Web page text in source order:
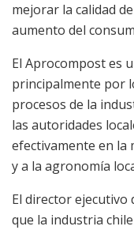
mejorar la calidad
aumento del
El Aprocompost es
principalmente por
procesos de la
las autoridades
efectivamente en la
y a la agronomía
El director ejecutivo
que la industria